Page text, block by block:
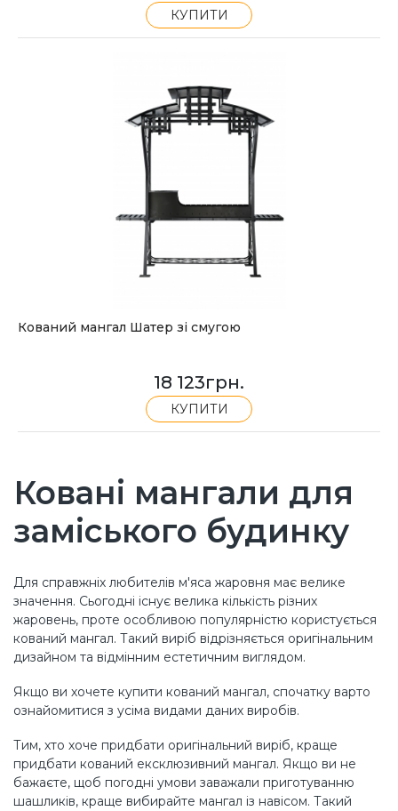
КУПИТИ
Кований мангал Шатер зі смугою
18 123грн.
КУПИТИ
Ковані мангали для
заміського будинку
Для справжніх любителів м'яса жаровня має велике
значення. Сьогодні існує велика кількість різних
жаровень, проте особливою популярністю користується
кований мангал. Такий виріб відрізняється оригінальним
дизайном та відмінним естетичним виглядом.
Якщо ви хочете купити кований мангал, спочатку варто
ознайомитися з усіма видами даних виробів.
Тим, хто хоче придбати оригінальний виріб, краще
придбати кований ексклюзивний мангал. Якщо ви не
бажаєте, щоб погодні умови заважали приготуванню
шашликів, краще вибирайте мангал із навісом. Такий